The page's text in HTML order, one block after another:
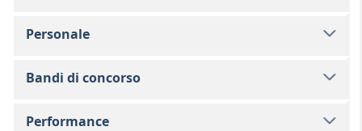
Personale
Bandi di concorso
Performance